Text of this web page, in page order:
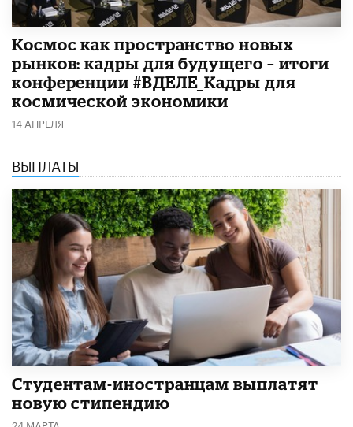
Космос как пространство новых
рынков: кадры для будущего – итоги
конференции #ВДЕЛЕ_Кадры для
космической экономики
14 АПРЕЛЯ
ВЫПЛАТЫ
Студентам-иностранцам выплатят
новую стипендию